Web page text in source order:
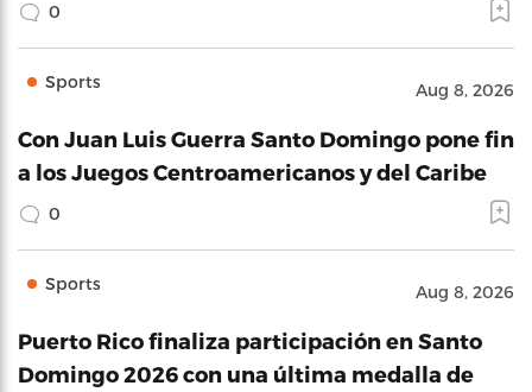
0
Sports Aug 8, 2026
Con Juan Luis Guerra Santo Domingo pone fin
a los Juegos Centroamericanos y del Caribe
0
Sports Aug 8, 2026
Puerto Rico finaliza participación en Santo
Domingo 2026 con una última medalla de